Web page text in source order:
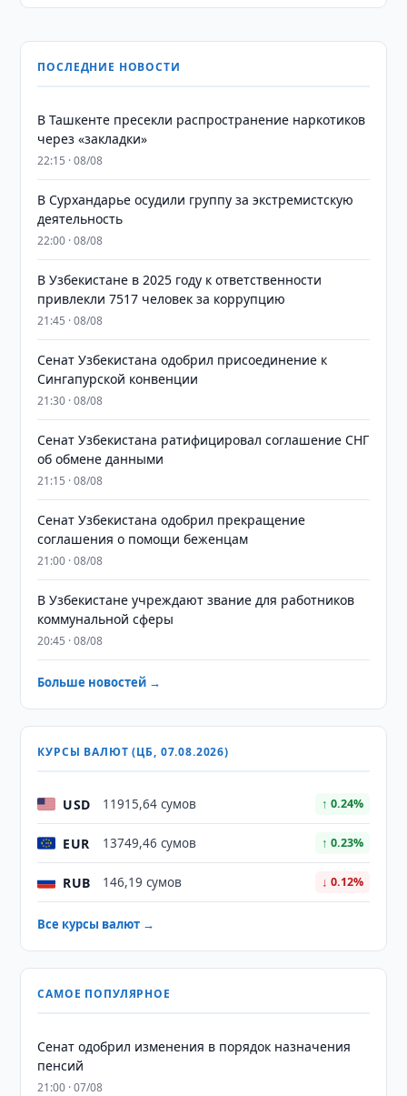
ПОСЛЕДНИЕ НОВОСТИ
В Ташкенте пресекли распространение наркотиков
через «закладки»
22:15 · 08/08
В Сурхандарье осудили группу за экстремистскую
деятельность
22:00 · 08/08
В Узбекистане в 2025 году к ответственности
привлекли 7517 человек за коррупцию
21:45 · 08/08
Сенат Узбекистана одобрил присоединение к
Сингапурской конвенции
21:30 · 08/08
Сенат Узбекистана ратифицировал соглашение СНГ
об обмене данными
21:15 · 08/08
Сенат Узбекистана одобрил прекращение
соглашения о помощи беженцам
21:00 · 08/08
В Узбекистане учреждают звание для работников
коммунальной сферы
20:45 · 08/08
Больше новостей →
КУРСЫ ВАЛЮТ (ЦБ, 07.08.2026)
USD 11915,64 сумов ↑ 0.24%
EUR 13749,46 сумов ↑ 0.23%
RUB 146,19 сумов ↓ 0.12%
Все курсы валют →
САМОЕ ПОПУЛЯРНОЕ
Сенат одобрил изменения в порядок назначения
пенсий
21:00 · 07/08